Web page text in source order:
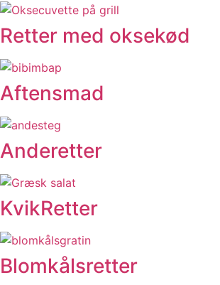
Retter med oksekød
Aftensmad
Anderetter
KvikRetter
Blomkålsretter